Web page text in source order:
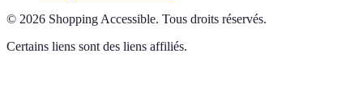
© 2026 Shopping Accessible. Tous droits réservés.
Certains liens sont des liens affiliés.